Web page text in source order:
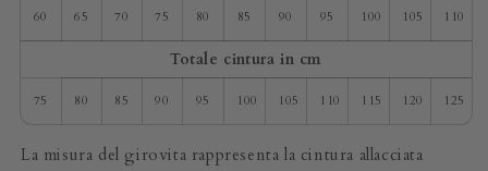
60 65 70 75 80 85 90 95 100 105 110
Totale cintura in cm
75 80 85 90 95 100 105 110 115 120 125
La misura del girovita rappresenta la cintura allacciata